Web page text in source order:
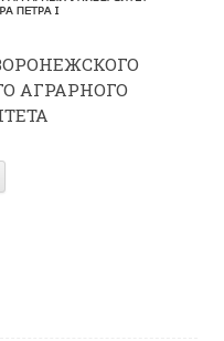
АГРАРНОГО